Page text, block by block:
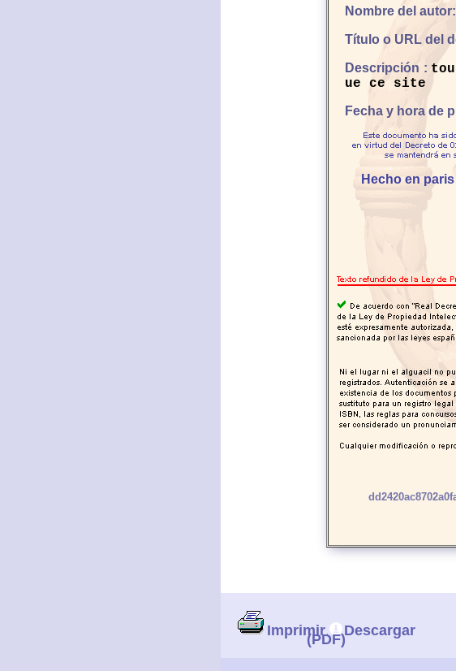
Nombre del autor:
Título o URL del
Descripción :
ue ce site
Fecha y hora de
Hecho en paris
Imprimir| Descargar
(PDF)